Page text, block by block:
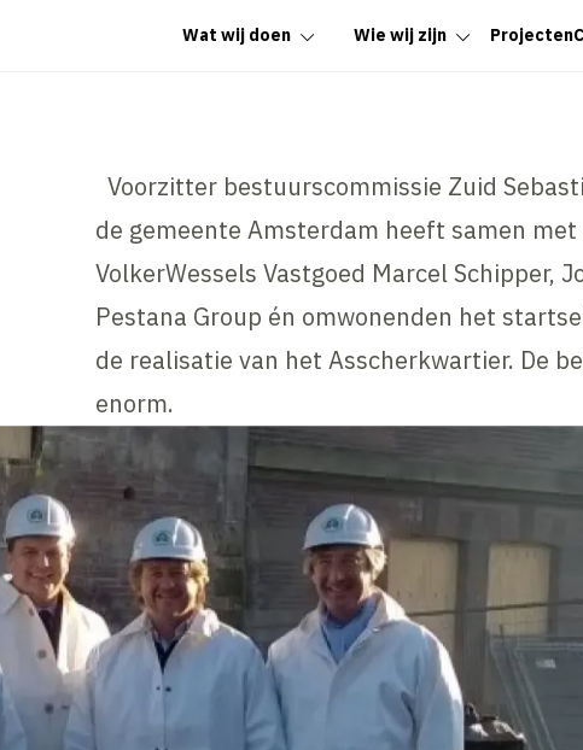
Wat wij doen Wie wij zijn Projecten
Voorzitter bestuurscommissie Zuid
de gemeente Amsterdam heeft samen
VolkerWessels Vastgoed Marcel Schipper,
Pestana Group én omwonenden het
de realisatie van het Asscherkwartier. De
enorm.